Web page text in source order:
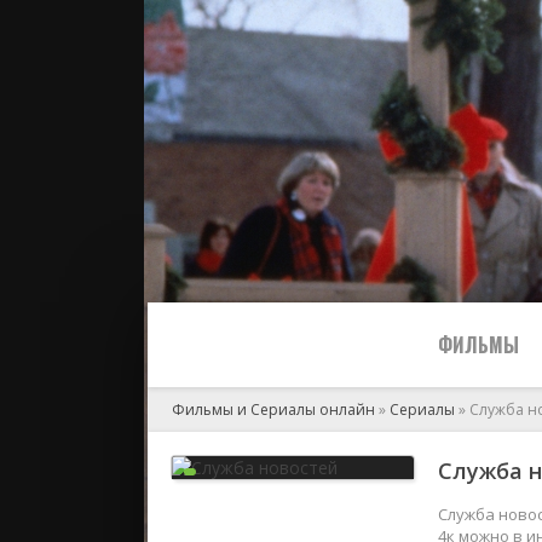
ФИЛЬМЫ
2024
Фильмы и Сериалы онлайн » Сериалы » Служба
Служба
Служба
4к можно в